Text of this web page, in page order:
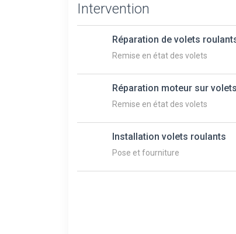
Intervention
Réparation de volets
Remise en état des volets
Réparation moteur sur
Remise en état des volets
Installation volets roulants
Pose et fourniture